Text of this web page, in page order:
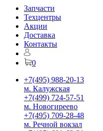
Запчасти
Техцентры
Акции
Доставка
Контакты
0
+7(495) 988-20-13
м. Калужская
+7(499) 724-57-51
м. Новогиреево
+7(495) 709-28-48
м. Речной вокзал